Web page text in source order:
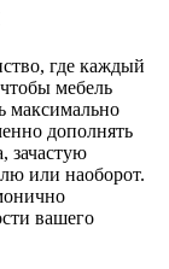
где каждый
мебель
максимально
дополнять
зачастую
или наоборот.
вашего